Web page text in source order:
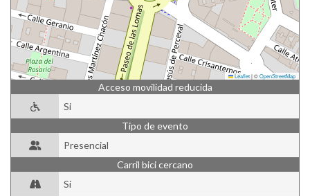
Leaflet|©OpenStreetMap
Acceso movilidad reducida
Si
Tipo de evento
Presencial
Carril bici cercano
Si